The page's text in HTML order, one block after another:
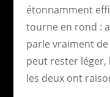
étonnamment
tourne en rond :
parle vraiment
peut rester léger,
les deux ont